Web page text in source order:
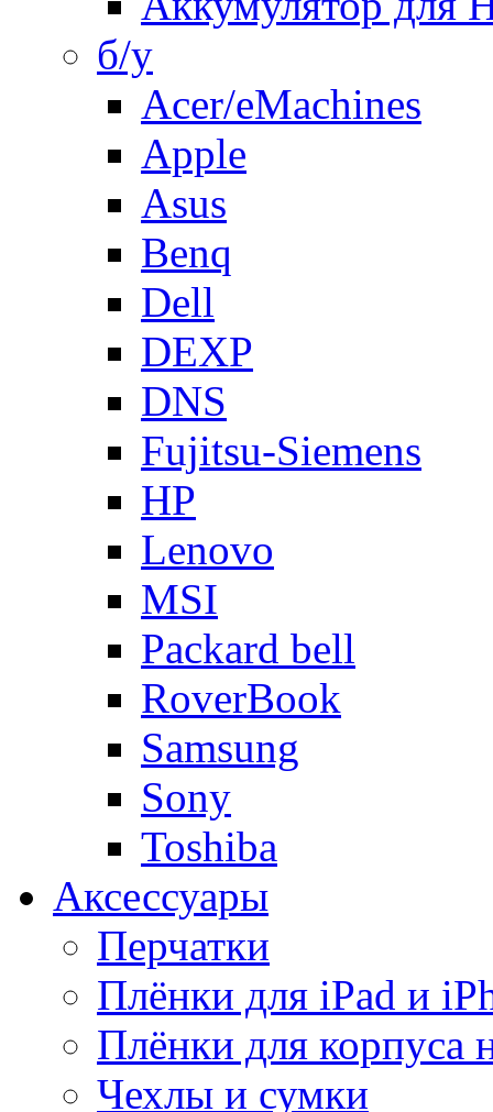
б/у
Acer/eMachines
Apple
Asus
Benq
Dell
DEXP
DNS
Fujitsu-Siemens
HP
Lenovo
MSI
Packard bell
RoverBook
Samsung
Sony
Toshiba
Аксессуары
Перчатки
Плёнки для iPad и
Плёнки для корпуса
Чехлы и сумки